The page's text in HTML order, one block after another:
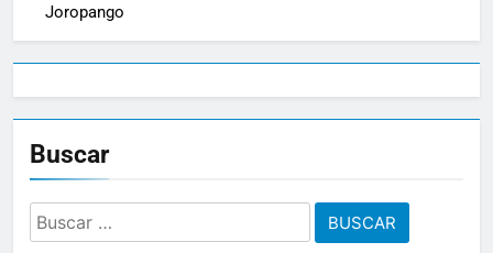
Joropango
Buscar
Buscar: